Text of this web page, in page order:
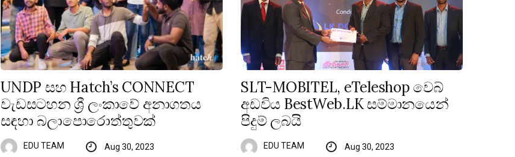
UNDP සහ Hatch’s CONNECT
වැඩසටහන ශ්‍රී ලංකාවේ අනාගතය
සඳහා බලාපොරොත්තුවක්
EDU TEAM Aug 30, 2023
SLT-MOBITEL, eTeleshop වෙබ්
අඩවිය BestWeb.LK සම්මානයෙන්
පිදුම් ලබයි
EDU TEAM Aug 30, 2023